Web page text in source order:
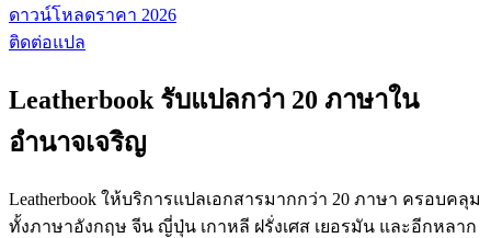
ดาวน์โหลดราคา 2026
ติดต่อแปล
Leatherbook รับแปลกว่า 20 ภาษาใน
อำนาจเจริญ
Leatherbook ให้บริการแปลเอกสารมากกว่า 20 ภาษา ครอบคลุม
ทั้งภาษาอังกฤษ จีน ญี่ปุ่น เกาหลี ฝรั่งเศส เยอรมัน และอีกหลาก